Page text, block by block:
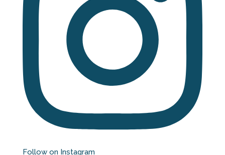
Follow on Instagram